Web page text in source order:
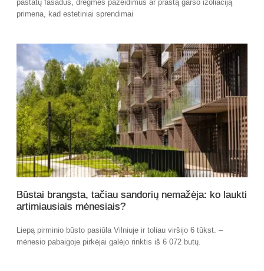
pastatų fasadus, drėgmės pažeidimus ar prastą garso izoliaciją
primena, kad estetiniai sprendimai
Būstai brangsta, tačiau sandorių nemažėja: ko laukti
artimiausiais mėnesiais?
Liepą pirminio būsto pasiūla Vilniuje ir toliau viršijo 6 tūkst. –
mėnesio pabaigoje pirkėjai galėjo rinktis iš 6 072 butų.